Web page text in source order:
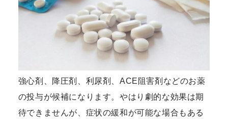
強心剤、降圧剤、利尿剤、ACE阻害剤などのお薬
の投与が候補になります。やはり劇的な効果は期
待できませんが、症状の緩和が可能な場合もある